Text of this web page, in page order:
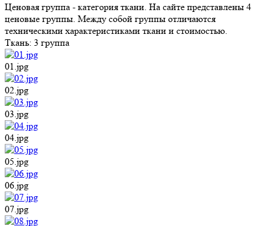
Ценовая группа - категория ткани. На сайте представлены 4
ценовые группы. Между собой группы отличаются
техническими характеристиками ткани и стоимостью.
Ткань: 3 группа
01.jpg
02.jpg
03.jpg
04.jpg
05.jpg
06.jpg
07.jpg